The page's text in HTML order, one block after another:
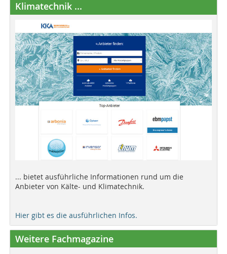
Klimatechnik ...
... bietet ausführliche Informationen rund um die
Anbieter von Kälte- und Klimatechnik.
Hier gibt es die ausführlichen Infos.
Weitere Fachmagazine